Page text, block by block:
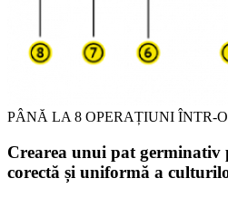
PÂNĂ LA 8 OPERAȚIUNI ÎNTR-
Crearea unui pat germinativ
corectă și uniformă a